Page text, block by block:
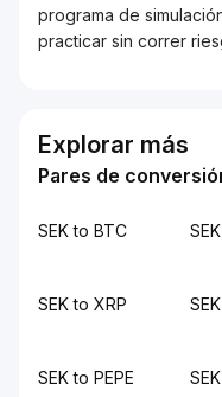
programa de
practicar sin correr
Explorar más
Pares de
SEK to BTC
SEK to XRP
SEK to PEPE